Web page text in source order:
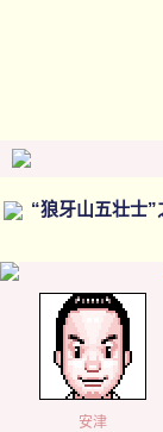
“狼牙山五壮士
安津